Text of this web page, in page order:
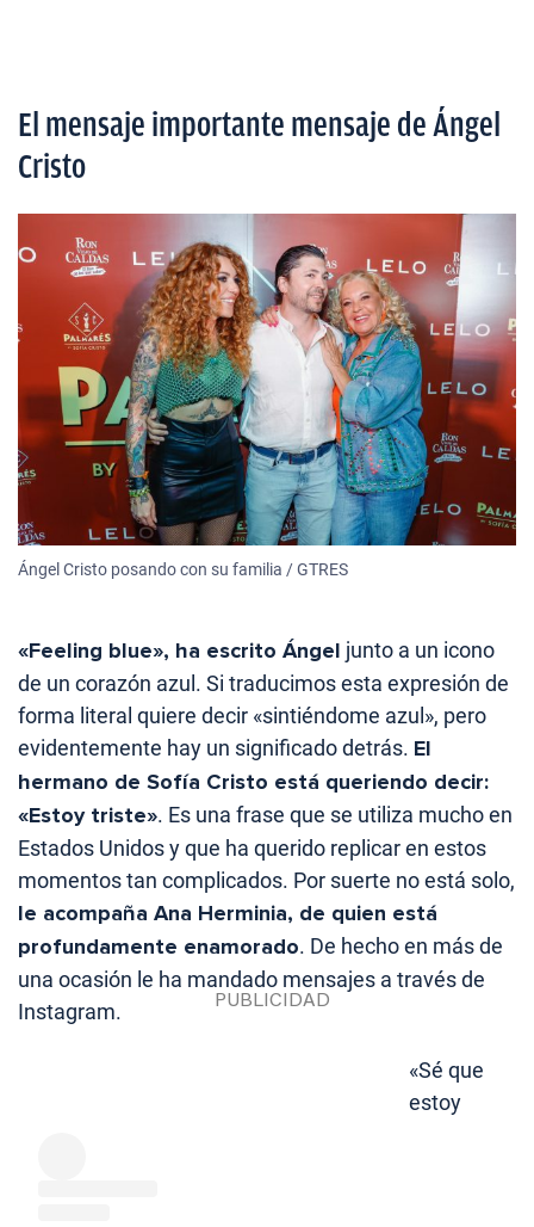
El mensaje importante mensaje de Ángel
Cristo
Ángel Cristo posando con su familia / GTRES
«Feeling blue», ha escrito Ángel junto a un icono
de un corazón azul. Si traducimos esta expresión de
forma literal quiere decir «sintiéndome azul», pero
evidentemente hay un significado detrás. El
hermano de Sofía Cristo está queriendo decir:
«Estoy triste». Es una frase que se utiliza mucho en
Estados Unidos y que ha querido replicar en estos
momentos tan complicados. Por suerte no está solo,
le acompaña Ana Herminia, de quien está
profundamente enamorado. De hecho en más de
una ocasión le ha mandado mensajes a través de
Instagram.
«Sé que
estoy